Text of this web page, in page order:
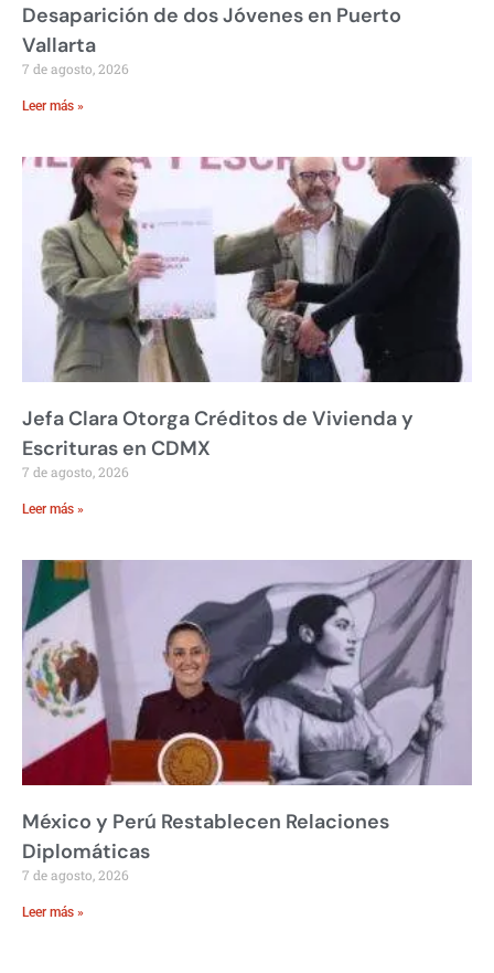
Desaparición de dos Jóvenes en Puerto
Vallarta
7 de agosto, 2026
Leer más »
Jefa Clara Otorga Créditos de Vivienda y
Escrituras en CDMX
7 de agosto, 2026
Leer más »
México y Perú Restablecen Relaciones
Diplomáticas
7 de agosto, 2026
Leer más »